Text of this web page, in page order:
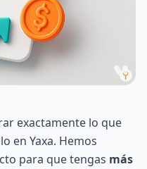
exactamente lo que
en Yaxa. Hemos
para que tengas más